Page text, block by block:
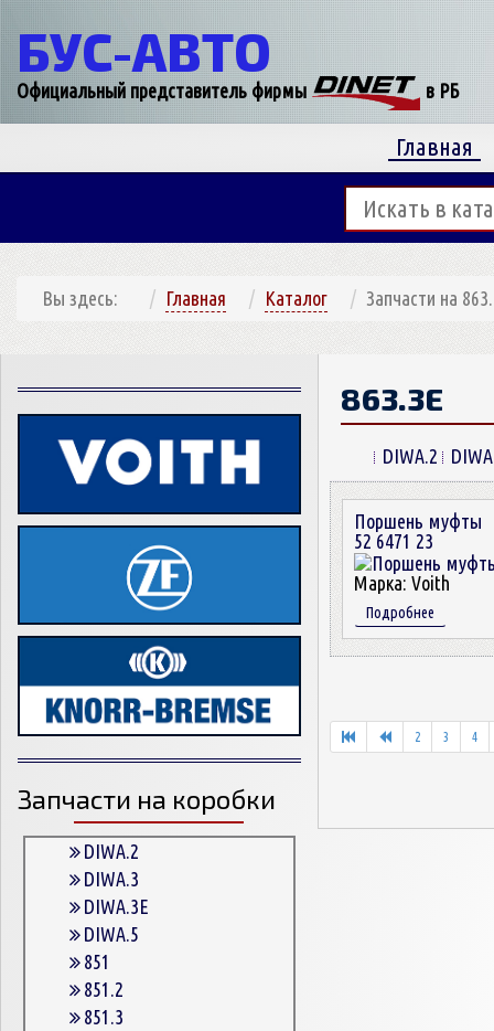
БУС-АВТО
Официальный представитель фирмы в РБ
Главная
Вы здесь: Главная Каталог Запчасти на
Запчасти на коробки
DIWA.2
DIWA.3
DIWA.3E
DIWA.5
851
851.2
851.3
863.3E
DIWA.2
Поршень муфты
52 6471 23
Марка: Voith
Подробнее
2 3 4